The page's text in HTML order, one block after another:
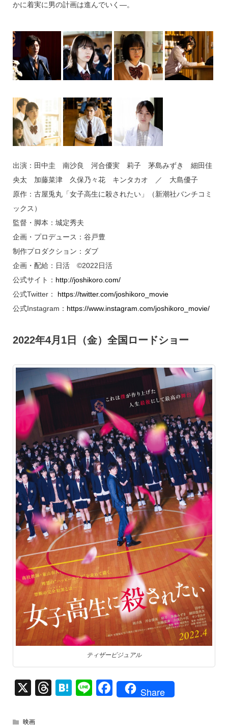
かに着実に男の計画は進んでいく―。
出演：田中圭 南沙良 河合優実 莉子 茅島みずき 細田佳
央太 加藤菜津 久保乃々花 キンタカオ ／ 大島優子
原作：古屋兎丸「女子高生に殺されたい」（新潮社バンチコミ
ックス）
監督・脚本：城定秀夫
企画・プロデュース：谷戸豊
制作プロダクション：ダブ
企画・配給：日活 ©2022日活
公式サイト： http://joshikoro.com/
公式Twitter： https://twitter.com/joshikoro_movie
公式Instagram： https://www.instagram.com/joshikoro_movie/
2022年4月1日（金）全国ロードショー
ティザービジュアル
X
T
H
Li
F
Share
映画